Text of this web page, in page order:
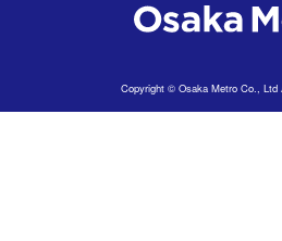
Copyright © Osaka Metro Co., Ltd